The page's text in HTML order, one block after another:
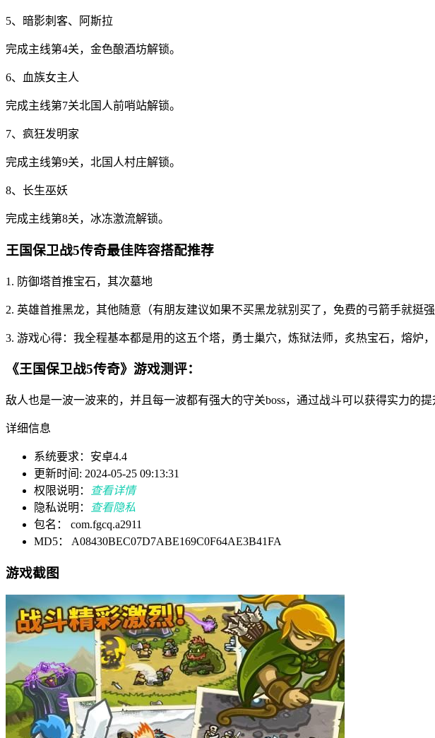
5、暗影刺客、阿斯拉
完成主线第4关，金色酿酒坊解锁。
6、血族女主人
完成主线第7关北国人前哨站解锁。
7、疯狂发明家
完成主线第9关，北国人村庄解锁。
8、长生巫妖
完成主线第8关，冰冻激流解锁。
王国保卫战5传奇最佳阵容搭配推荐
1. 防御塔首推宝石，其次墓地
2. 英雄首推黑龙，其他随意（有朋友建议如果不买黑龙就别买了，免费的弓箭手就挺强
3. 游戏心得：我全程基本都是用的这五个塔，勇士巢穴，炼狱法师，炙热宝石，熔炉
《王国保卫战5传奇》游戏测评：
敌人也是一波一波来的，并且每一波都有强大的守关boss，通过战斗可以获得实力的提
详细信息
系统要求：安卓4.4
更新时间: 2024-05-25 09:13:31
权限说明：
查看详情
隐私说明：
查看隐私
包名： com.fgcq.a2911
MD5： A08430BEC07D7ABE169C0F64AE3B41FA
游戏截图